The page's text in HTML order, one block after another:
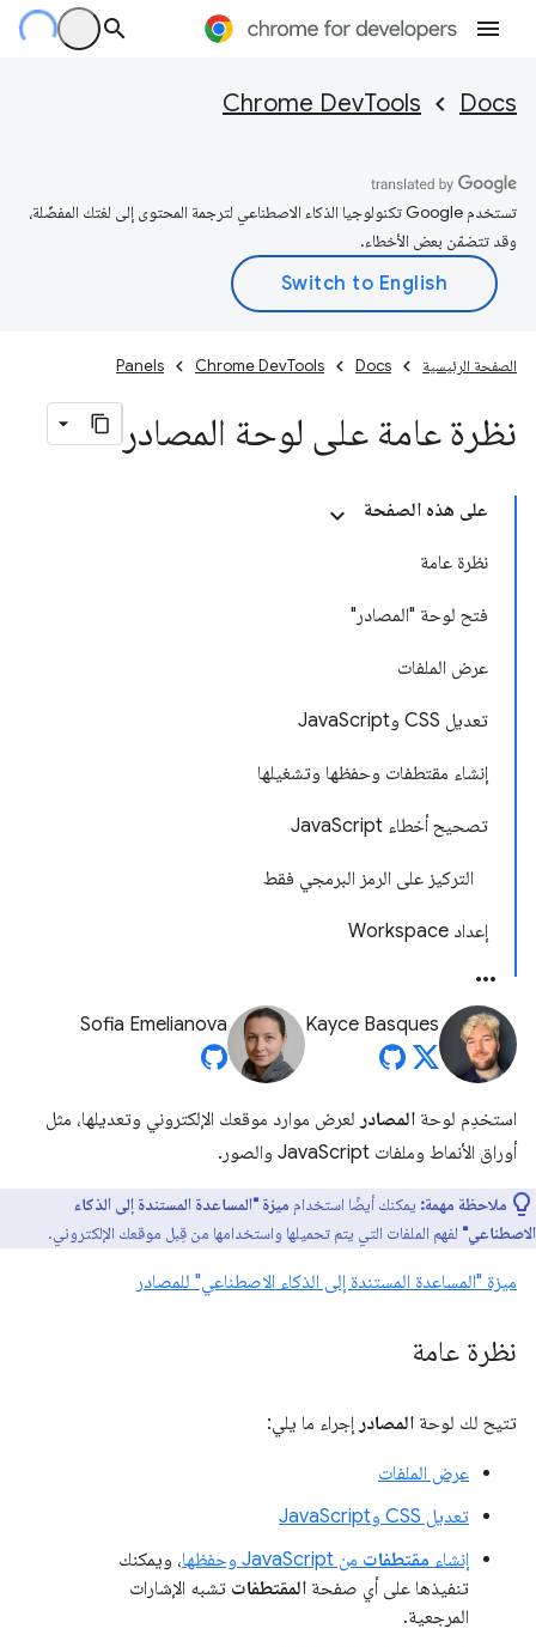
Docs
Chrome DevTools
تستخدم Google تكنولوجيا الذكاء الاصطناعي لترجمة المحتوى إلى لغتك المفضّلة،
وقد تتضمّن بعض الأخطاء.
الصفحة الرئيسية Docs
Chrome DevTools
Panels
نظرة عامة على لوحة المصادر
على هذه الصفحة
نظرة عامة
فتح لوحة "المصادر"
عرض الملفات
تعديل CSS وJavaScript
إنشاء مقتطفات وحفظها وتشغيلها
تصحيح أخطاء JavaScript
التركيز على الرمز البرمجي فقط
إعداد Workspace
Kayce Basques
Sofia Emelianova
استخدِم لوحة المصادر لعرض موارد موقعك الإلكتروني وتعديلها، مثل
أوراق الأنماط وملفات JavaScript والصور.
ملاحظة مهمة: يمكنك أيضًا استخدام ميزة "المساعدة المستندة إلى الذكاء
الاصطناعي" لفهم الملفات التي يتم تحميلها واستخدامها من قِبل موقعك الإلكتروني.
ميزة "المساعدة المستندة إلى الذكاء الاصطناعي" للمصادر
نظرة عامة
تتيح لك لوحة المصادر إجراء ما يلي:
عرض الملفات
تعديل CSS وJavaScript
إنشاء مقتطفات من JavaScript وحفظها
، ويمكنك
تنفيذها على أي صفحة المقتطفات تشبه الإشارات
المرجعية.